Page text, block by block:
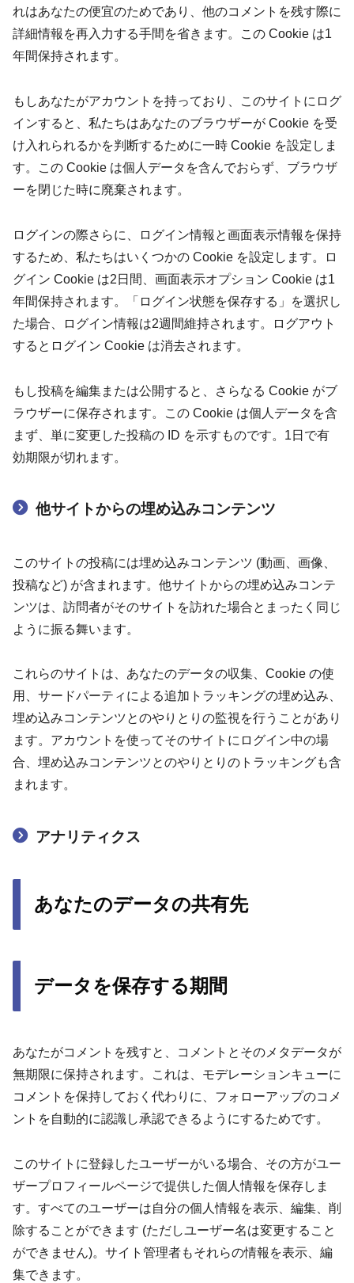
れはあなたの便宜のためであり、他のコメントを残す際に
詳細情報を再入力する手間を省きます。この Cookie は1
年間保持されます。
もしあなたがアカウントを持っており、このサイトにログ
インすると、私たちはあなたのブラウザーが Cookie を受
け入れられるかを判断するために一時 Cookie を設定しま
す。この Cookie は個人データを含んでおらず、ブラウザ
ーを閉じた時に廃棄されます。
ログインの際さらに、ログイン情報と画面表示情報を保持
するため、私たちはいくつかの Cookie を設定します。ロ
グイン Cookie は2日間、画面表示オプション Cookie は1
年間保持されます。「ログイン状態を保存する」を選択し
た場合、ログイン情報は2週間維持されます。ログアウト
するとログイン Cookie は消去されます。
もし投稿を編集または公開すると、さらなる Cookie がブ
ラウザーに保存されます。この Cookie は個人データを含
まず、単に変更した投稿の ID を示すものです。1日で有
効期限が切れます。
他サイトからの埋め込みコンテンツ
このサイトの投稿には埋め込みコンテンツ (動画、画像、
投稿など) が含まれます。他サイトからの埋め込みコンテ
ンツは、訪問者がそのサイトを訪れた場合とまったく同じ
ように振る舞います。
これらのサイトは、あなたのデータの収集、Cookie の使
用、サードパーティによる追加トラッキングの埋め込み、
埋め込みコンテンツとのやりとりの監視を行うことがあり
ます。アカウントを使ってそのサイトにログイン中の場
合、埋め込みコンテンツとのやりとりのトラッキングも含
まれます。
アナリティクス
あなたのデータの共有先
データを保存する期間
あなたがコメントを残すと、コメントとそのメタデータが
無期限に保持されます。これは、モデレーションキューに
コメントを保持しておく代わりに、フォローアップのコメ
ントを自動的に認識し承認できるようにするためです。
このサイトに登録したユーザーがいる場合、その方がユー
ザープロフィールページで提供した個人情報を保存しま
す。すべてのユーザーは自分の個人情報を表示、編集、削
除することができます (ただしユーザー名は変更すること
ができません)。サイト管理者もそれらの情報を表示、編
集できます。